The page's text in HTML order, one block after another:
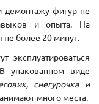
демонтажу фигур не
и опыта. На
не более 20 минут.
эксплуатироваться
упакованном виде
снегурочка и
много места.